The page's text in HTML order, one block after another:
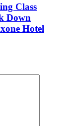
Class
Down
Hotel